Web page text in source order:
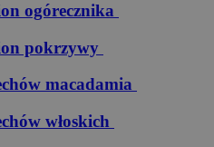
ogórecznika
pokrzywy
macadamia
włoskich